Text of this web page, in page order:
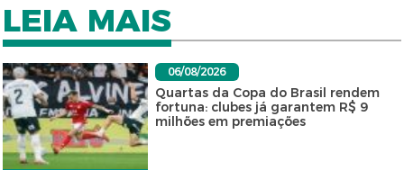
LEIA MAIS
06/08/2026
Quartas da Copa do Brasil rendem
fortuna: clubes já garantem R$ 9
milhões em premiações